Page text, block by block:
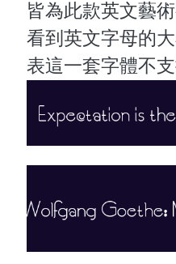
皆為此款英文藝
看到英文字母的
表這一套字體不